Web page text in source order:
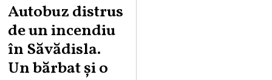
Autobuz distrus
de un incendiu
în Săvădisla.
Un bărbat și o